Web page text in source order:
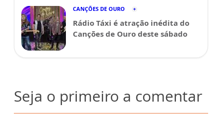
CANÇÕES DE OURO
Rádio Táxi é atração inédita do
Canções de Ouro deste sábado
Seja o primeiro a comentar